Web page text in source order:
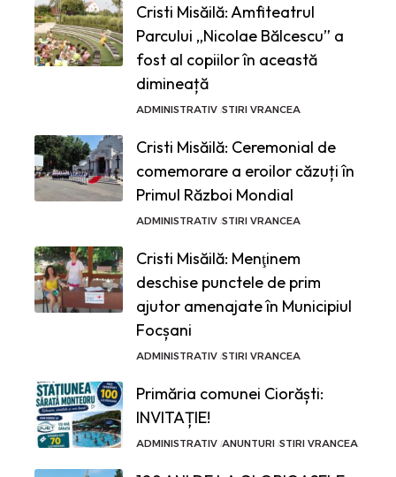
Cristi Misăilă: Amfiteatrul
Parcului „Nicolae Bălcescu” a
fost al copiilor în această
dimineață
ADMINISTRATIV STIRI VRANCEA
Cristi Misăilă: Ceremonial de
comemorare a eroilor căzuți în
Primul Război Mondial
ADMINISTRATIV STIRI VRANCEA
Cristi Misăilă: Menţinem
deschise punctele de prim
ajutor amenajate în Municipiul
Focșani
ADMINISTRATIV STIRI VRANCEA
Primăria comunei Ciorăști:
INVITAȚIE!
ADMINISTRATIV ANUNTURI STIRI VRANCEA